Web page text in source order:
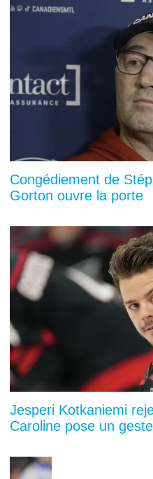
Congédiement de
Gorton ouvre la porte
Jesperi Kotkaniemi
Caroline pose un